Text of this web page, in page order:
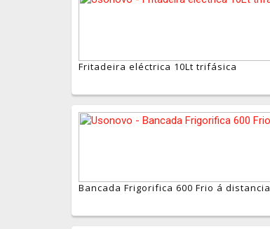
Fritadeira eléctrica 10Lt trifásica
Bancada Frigorifica 600 Frio á distancia